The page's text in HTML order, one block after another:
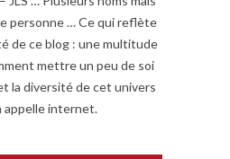
personne … Ce qui reflète
de ce blog : une multitude
mettre un peu de soi
la diversité de cet univers
appelle internet.